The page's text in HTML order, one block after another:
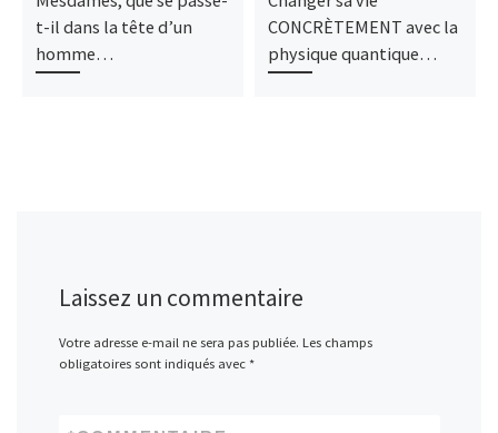
t-il dans la tête d’un
homme…
CONCRÈTEMENT avec la
physique quantique…
Laissez un commentaire
Votre adresse e-mail ne sera pas publiée. Les champs
obligatoires sont indiqués avec *